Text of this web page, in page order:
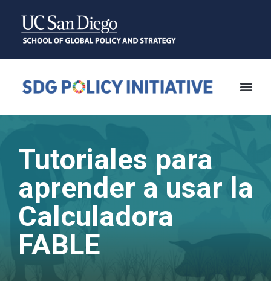
Tutoriales para
aprender a usar la
Calculadora
FABLE